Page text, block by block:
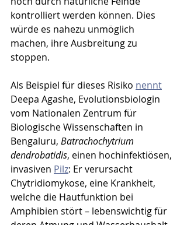
kontrolliert werden können. Dies
würde es nahezu unmöglich
machen, ihre Ausbreitung zu
stoppen.​
Als Beispiel für dieses Risiko nennt
Deepa Agashe, Evolutionsbiologin
vom Nationalen Zentrum für
Biologische Wissenschaften in
Bengaluru, Batrachochytrium
dendrobatidis, einen hochinfektiösen,
invasiven Pilz: Er verursacht
Chytridiomykose, eine Krankheit,
welche die Hautfunktion bei
Amphibien stört – lebenswichtig für